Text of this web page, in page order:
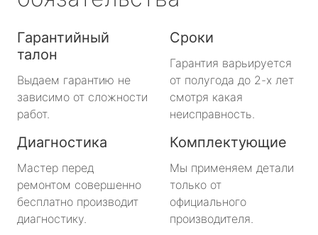
Гарантийный
талон
Выдаем гарантию не
зависимо от сложности
работ.
Сроки
Гарантия варьируется
от полугода до 2-х лет
смотря какая
неисправность.
Диагностика
Мастер перед
ремонтом совершенно
бесплатно производит
диагностику.
Комплектующие
Мы применяем детали
только от
официального
производителя.